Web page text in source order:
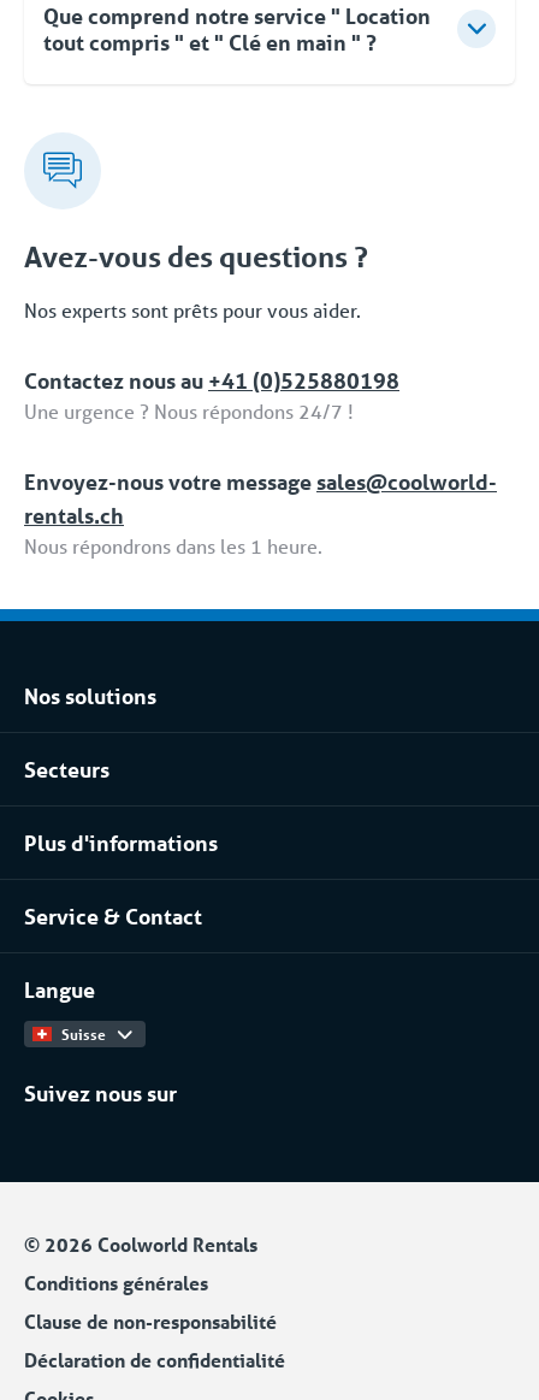
Que comprend notre service " Location
tout compris " et " Clé en main " ?
fourniture d'équipements. Vous pouvez compter sur
des conseils d'experts, une approche flexible et une
livraison clé en main rapide et orientée vers les
solutions. Même après la mise en service, vous
pouvez faire appel à Coolworld à tout moment.
Avec notre propre service d'assistance 24/7/365,
nous vous proposons une solution fiable. Cet
ensemble complet de services et de solutions
compris / Full Service'.
Avez-vous des questions ?
Nos experts sont prêts pour vous aider.
Contactez nous au +41 (0)525880198
Une urgence ? Nous répondons 24/7 !
Envoyez-nous votre message sales@coolworld-
rentals.ch
Nous répondrons dans les 1 heure.
Nos solutions
Location climatisation réversible
Location chambres positives et négatives
Location pour les process industriels
Secteurs
Agroalimentaire
Pharma
Industrie chimique
Installateurs / Maintenanciers
Plus d'informations
À propos de nous
Notre équipe
Travailler chez
Catalogue Produits
Service & Contact
Contact
Langue
Suisse
Suivez nous sur
© 2026 Coolworld Rentals
Conditions générales
Clause de non-responsabilité
Déclaration de confidentialité